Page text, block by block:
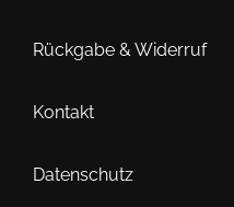
Rückgabe & Widerruf
Kontakt
Datenschutz